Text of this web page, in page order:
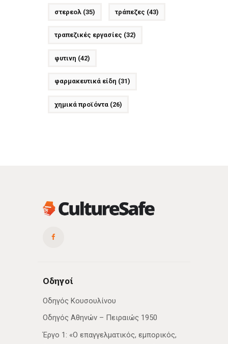
στερεολ(35) τράπεζες (43)
τραπεζικές εργασίες (32)
φυτινη (42)
φαρμακευτικά είδη (31)
χημικά προϊόντα(26)
Οδηγοί
Οδηγός Κουσουλίνου
Οδηγός Αθηνών – Πειραιώς 1950
Έργο 1: «Ο επαγγελματικός, εμπορικός,